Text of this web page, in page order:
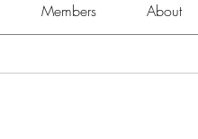
Members About